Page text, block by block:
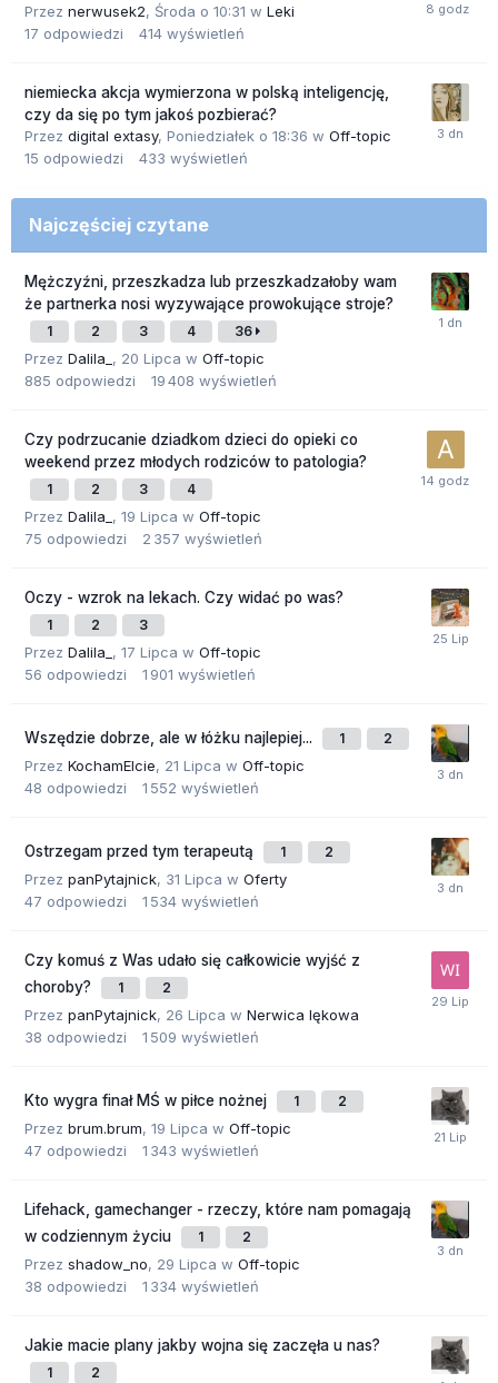
Przez nerwusek2, Środa o 10:31 w Leki
17 odpowiedzi 414 wyświetleń
niemiecka akcja wymierzona w polską inteligencję,
czy da się po tym jakoś pozbierać?
Przez digital extasy, Poniedziałek o 18:36 w Off-topic
15 odpowiedzi 433 wyświetleń
Najczęściej czytane
Mężczyźni, przeszkadza lub przeszkadzałoby wam
że partnerka nosi wyzywające prowokujące stroje?
1 2 3 4 36
Przez Dalila_ , 20 Lipca w Off-topic
885 odpowiedzi 19 408 wyświetleń
Czy podrzucanie dziadkom dzieci do opieki co
weekend przez młodych rodziców to patologia?
1 2 3 4
Przez Dalila_ , 19 Lipca w Off-topic
75 odpowiedzi 2 357 wyświetleń
Oczy - wzrok na lekach. Czy widać po was?
1 2 3
Przez Dalila_ , 17 Lipca w Off-topic
56 odpowiedzi 1 901 wyświetleń
Wszędzie dobrze, ale w łóżku najlepiej... 1 2
Przez KochamElcie, 21 Lipca w Off-topic
48 odpowiedzi 1 552 wyświetleń
Ostrzegam przed tym terapeutą 1 2
Przez panPytajnick, 31 Lipca w Oferty
47 odpowiedzi 1 534 wyświetleń
Czy komuś z Was udało się całkowicie wyjść z
choroby?
1 2
Przez panPytajnick, 26 Lipca w Nerwica lękowa
38 odpowiedzi 1 509 wyświetleń
Kto wygra finał MŚ w piłce nożnej 1 2
Przez brum.brum, 19 Lipca w Off-topic
47 odpowiedzi 1 343 wyświetleń
Lifehack, gamechanger - rzeczy, które nam pomagają
w codziennym życiu
1 2
Przez shadow_no, 29 Lipca w Off-topic
38 odpowiedzi 1 334 wyświetleń
Jakie macie plany jakby wojna się zaczęła u nas?
1 2